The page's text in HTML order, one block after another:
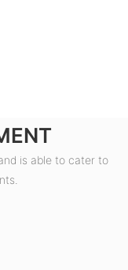
is able to cater to